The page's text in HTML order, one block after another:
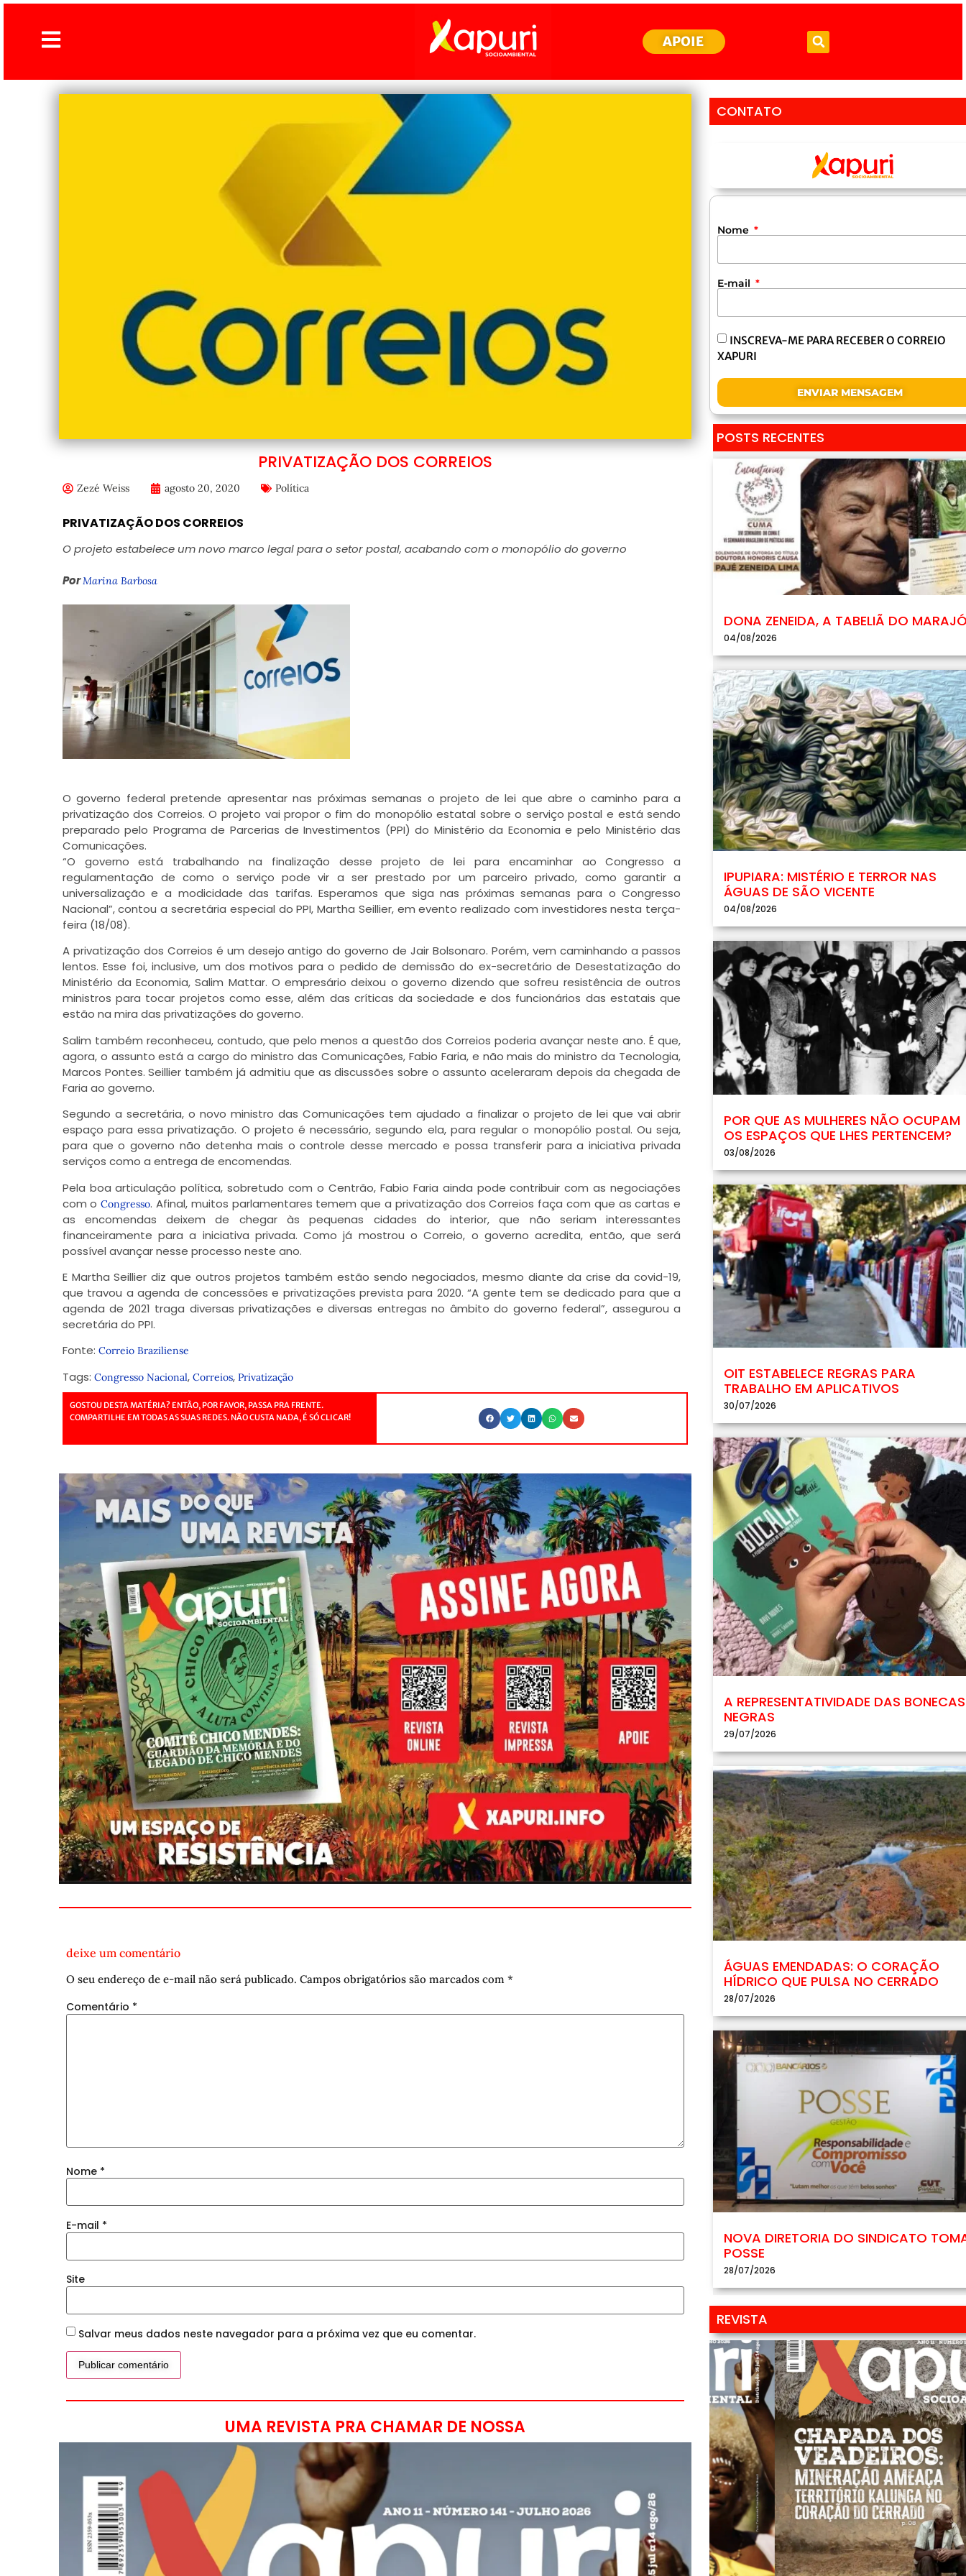
APOIE
PRIVATIZAÇÃO DOS CORREIOS
Zezé Weiss agosto 20, 2020 Política
PRIVATIZAÇÃO DOS CORREIOS
O projeto estabelece um novo marco legal para o setor postal, acabando com o monopólio do governo
PorMarina Barbosa
O governo federal pretende apresentar nas próximas semanas o projeto de lei que abre o caminho para a
privatização dos Correios. O projeto vai propor o fim do monopólio estatal sobre o serviço postal e está sendo
preparado pelo Programa de Parcerias de Investimentos (PPI) do Ministério da Economia e pelo Ministério das
Comunicações.
“O governo está trabalhando na finalização desse projeto de lei para encaminhar ao Congresso a
regulamentação de como o serviço pode vir a ser prestado por um parceiro privado, como garantir a
universalização e a modicidade das tarifas. Esperamos que siga nas próximas semanas para o Congresso
Nacional”, contou a secretária especial do PPI, Martha Seillier, em evento realizado com investidores nesta terça-
feira (18/08).
A privatização dos Correios é um desejo antigo do governo de Jair Bolsonaro. Porém, vem caminhando a passos
lentos. Esse foi, inclusive, um dos motivos para o pedido de demissão do ex-secretário de Desestatização do
Ministério da Economia, Salim Mattar. O empresário deixou o governo dizendo que sofreu resistência de outros
ministros para tocar projetos como esse, além das críticas da sociedade e dos funcionários das estatais que
estão na mira das privatizações do governo.
Salim também reconheceu, contudo, que pelo menos a questão dos Correios poderia avançar neste ano. É que,
agora, o assunto está a cargo do ministro das Comunicações, Fabio Faria, e não mais do ministro da Tecnologia,
Marcos Pontes. Seillier também já admitiu que as discussões sobre o assunto aceleraram depois da chegada de
Faria ao governo.
Segundo a secretária, o novo ministro das Comunicações tem ajudado a finalizar o projeto de lei que vai abrir
espaço para essa privatização. O projeto é necessário, segundo ela, para regular o monopólio postal. Ou seja,
para que o governo não detenha mais o controle desse mercado e possa transferir para a iniciativa privada
serviços como a entrega de encomendas.
Pela boa articulação política, sobretudo com o Centrão, Fabio Faria ainda pode contribuir com as negociações
com oCongresso. Afinal, muitos parlamentares temem que a privatização dos Correios faça com que as cartas e
as encomendas deixem de chegar às pequenas cidades do interior, que não seriam interessantes
financeiramente para a iniciativa privada. Como já mostrou o Correio, o governo acredita, então, que será
possível avançar nesse processo neste ano.
E Martha Seillier diz que outros projetos também estão sendo negociados, mesmo diante da crise da covid-19,
que travou a agenda de concessões e privatizações prevista para 2020. “A gente tem se dedicado para que a
agenda de 2021 traga diversas privatizações e diversas entregas no âmbito do governo federal”, assegurou a
secretária do PPI.
Fonte: Correio Braziliense
Tags: Congresso Nacional, Correios, Privatização
GOSTOU DESTA MATÉRIA? ENTÃO, POR FAVOR, PASSA PRA FRENTE.
COMPARTILHE EM TODAS AS SUAS REDES. NÃO CUSTA NADA, É SÓ CLICAR!
deixe um comentário
O seu endereço de e-mail não será publicado. Campos obrigatórios são marcados com *
Comentário *
Nome *
E-mail *
Site
Salvar meus dados neste navegador para a próxima vez que eu comentar.
UMA REVISTA PRA CHAMAR DE NOSSA
CONTATO
Nome
E-mail
INSCREVA-ME PARA RECEBER O CORREIO
XAPURI
ENVIAR MENSAGEM
POSTS RECENTES
DONA ZENEIDA, A TABELIÃ DO
04/08/2026
IPUPIARA: MISTÉRIO E TERROR NAS
ÁGUAS DE SÃO VICENTE
04/08/2026
POR QUE AS MULHERES NÃO OCUPAM
OS ESPAÇOS QUE LHES PERTENCEM?
03/08/2026
OIT ESTABELECE REGRAS PARA
TRABALHO EM APLICATIVOS
30/07/2026
A REPRESENTATIVIDADE DAS BONECAS
NEGRAS
29/07/2026
ÁGUAS EMENDADAS: O CORAÇÃO
HÍDRICO QUE PULSA NO CERRADO
28/07/2026
NOVA DIRETORIA DO SINDICATO
POSSE
28/07/2026
REVISTA